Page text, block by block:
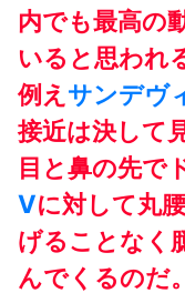
内でも最高の
いると思われ
例え サンデヴ
接近は決して
目と鼻の先で
Vに対して丸
げることなく
んでくるのだ。